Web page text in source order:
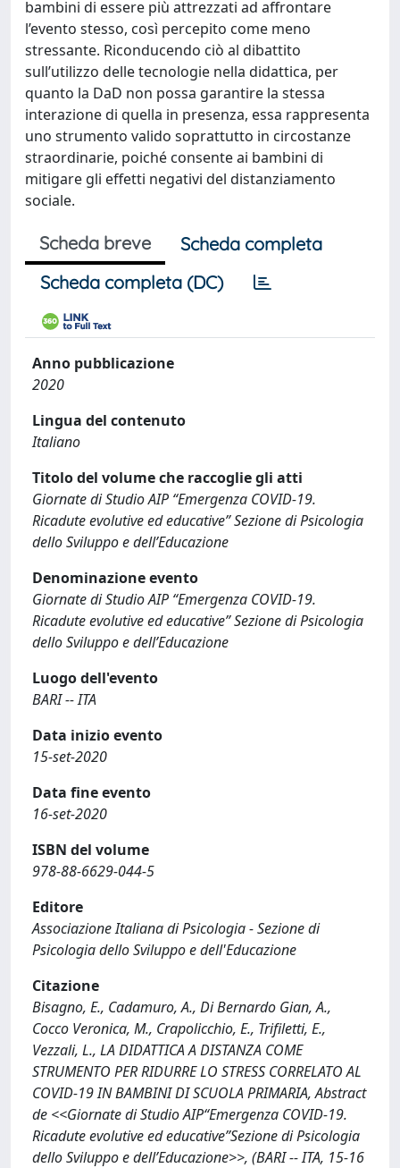
bambini di essere più attrezzati ad affrontare
l’evento stesso, così percepito come meno
stressante. Riconducendo ciò al dibattito
sull’utilizzo delle tecnologie nella didattica, per
quanto la DaD non possa garantire la stessa
interazione di quella in presenza, essa rappresenta
uno strumento valido soprattutto in circostanze
straordinarie, poiché consente ai bambini di
mitigare gli effetti negativi del distanziamento
sociale.
Scheda breve
Scheda completa
Scheda completa (DC)
Anno pubblicazione
2020
Lingua del contenuto
Italiano
Titolo del volume che raccoglie gli atti
Giornate di Studio AIP “Emergenza COVID-19.
Ricadute evolutive ed educative” Sezione di Psicologia
dello Sviluppo e dell’Educazione
Denominazione evento
Giornate di Studio AIP “Emergenza COVID-19.
Ricadute evolutive ed educative” Sezione di Psicologia
dello Sviluppo e dell’Educazione
Luogo dell'evento
BARI -- ITA
Data inizio evento
15-set-2020
Data fine evento
16-set-2020
ISBN del volume
978-88-6629-044-5
Editore
Associazione Italiana di Psicologia - Sezione di
Psicologia dello Sviluppo e dell'Educazione
Citazione
Bisagno, E., Cadamuro, A., Di Bernardo Gian, A.,
Cocco Veronica, M., Crapolicchio, E., Trifiletti, E.,
Vezzali, L., LA DIDATTICA A DISTANZA COME
STRUMENTO PER RIDURRE LO STRESS CORRELATO AL
COVID-19 IN BAMBINI DI SCUOLA PRIMARIA, Abstract
de <<Giornate di Studio AIP“Emergenza COVID-19.
Ricadute evolutive ed educative”Sezione di Psicologia
dello Sviluppo e dell’Educazione>>, (BARI -- ITA, 15-16